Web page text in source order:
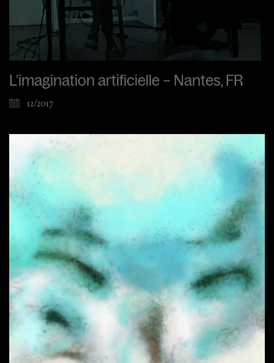
L’imagination artificielle – Nantes, FR
12/2017